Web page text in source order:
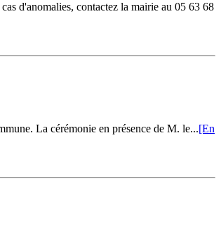
d'anomalies, contactez la mairie au 05 63 68
La cérémonie en présence de M. le...[En